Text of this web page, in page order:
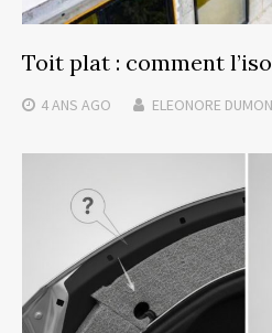
Toit plat : comment
4 ANS AGO ELEONORE